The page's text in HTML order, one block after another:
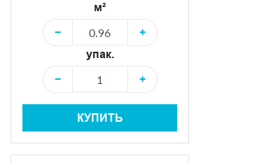
м²
−
+
упак.
−
+
КУПИТЬ